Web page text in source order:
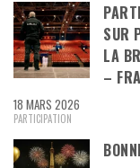
SUR
LA
–
18 MARS 2026
PARTICIPATION